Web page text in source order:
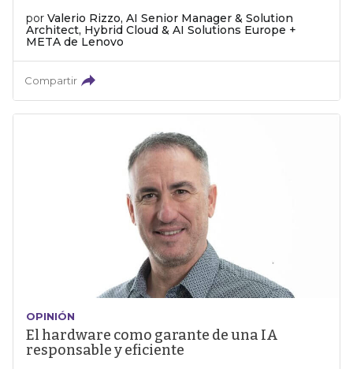
por Valerio Rizzo, AI Senior Manager & Solution
Architect, Hybrid Cloud & AI Solutions Europe +
META de Lenovo
Compartir
OPINIÓN
El hardware como garante de una IA
responsable y eficiente